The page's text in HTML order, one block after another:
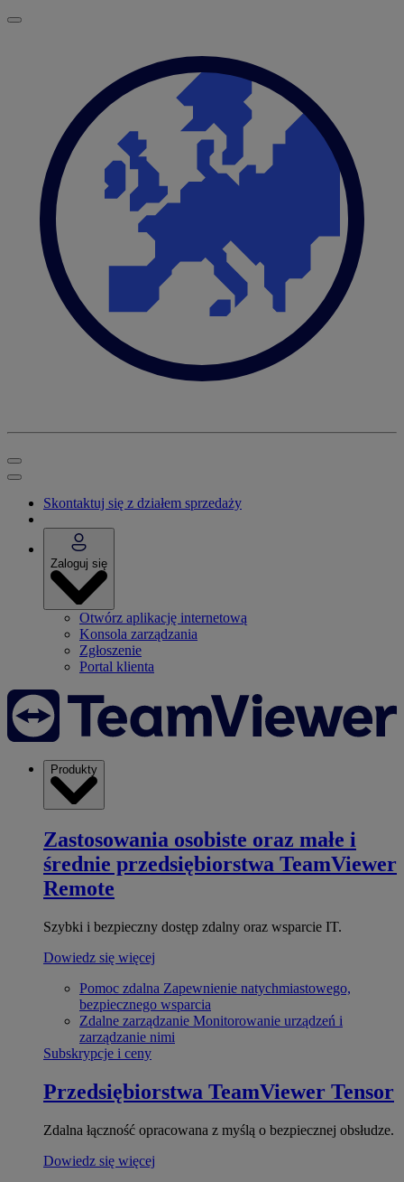
Skontaktuj się z działem sprzedaży
Zaloguj się
Otwórz aplikację internetową
Konsola zarządzania
Zgłoszenie
Portal klienta
Produkty
Zastosowania osobiste oraz małe i
średnie przedsiębiorstwa TeamViewer
Remote
Szybki i bezpieczny dostęp zdalny oraz wsparcie IT.
Dowiedz się więcej
Pomoc zdalna Zapewnienie natychmiastowego,
bezpiecznego wsparcia
Zdalne zarządzanie Monitorowanie urządzeń i
zarządzanie nimi
Subskrypcje i ceny
Przedsiębiorstwa TeamViewer Tensor
Zdalna łączność opracowana z myślą o bezpiecznej obsłudze.
Dowiedz się więcej